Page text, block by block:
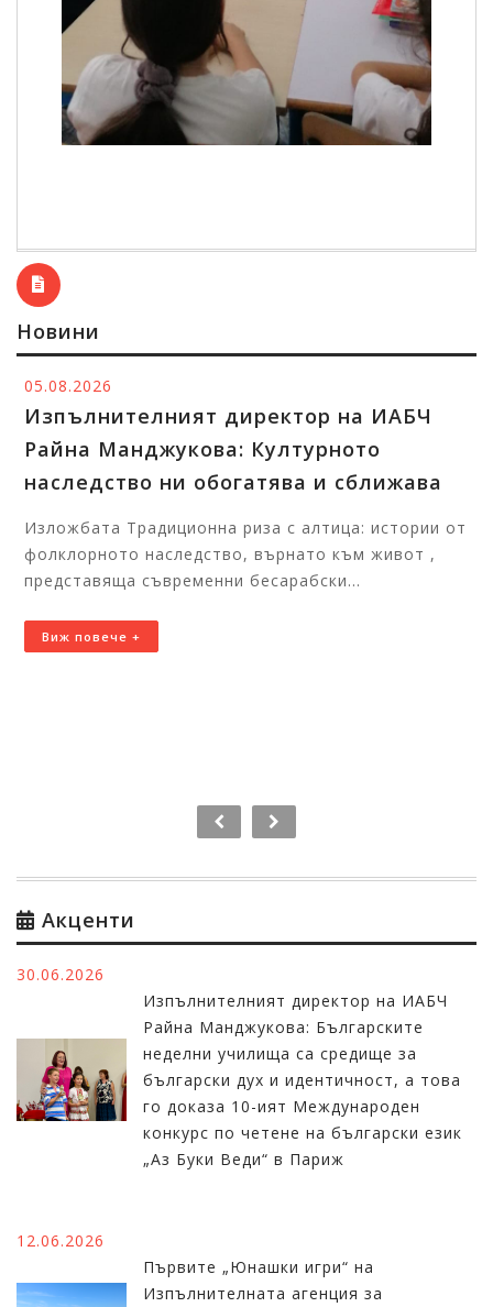
Новини
05.08.2026
Изпълнителният директор на ИАБЧ
Райна Манджукова: Културното
наследство ни обогатява и сближава
Изложбата Традиционна риза с алтица: истории от
фолклорното наследство, върнато към живот ,
представяща съвременни бесарабски...
Виж повече +
Акценти
30.06.2026
Изпълнителният директор на ИАБЧ
Райна Манджукова: Българските
неделни училища са средище за
български дух и идентичност, а това
го доказа 10-ият Международен
конкурс по четене на български език
„Аз Буки Веди“ в Париж
12.06.2026
Първите „Юнашки игри“ на
Изпълнителната агенция за